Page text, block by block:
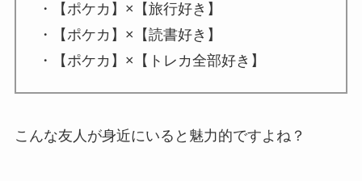
・【ポケカ】×【旅行好き】
・【ポケカ】×【読書好き】
・【ポケカ】×【トレカ全部好き】
こんな友人が身近にいると魅力的ですよね？